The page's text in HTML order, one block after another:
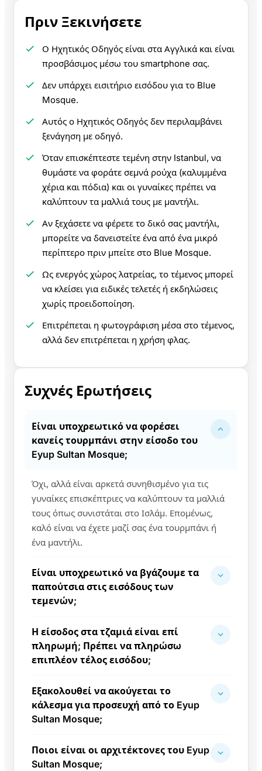
Πριν Ξεκινήσετε
Ο Ηχητικός Οδηγός είναι στα Αγγλικά και είναι
προσβάσιμος μέσω του smartphone σας.
Δεν υπάρχει εισιτήριο εισόδου για το Blue
Mosque.
Αυτός ο Ηχητικός Οδηγός δεν περιλαμβάνει
ξενάγηση με οδηγό.
Όταν επισκέπτεστε τεμένη στην Istanbul, να
θυμάστε να φοράτε σεμνά ρούχα (καλυμμένα
χέρια και πόδια) και οι γυναίκες πρέπει να
καλύπτουν τα μαλλιά τους με μαντήλι.
Αν ξεχάσετε να φέρετε το δικό σας μαντήλι,
μπορείτε να δανειστείτε ένα από ένα μικρό
περίπτερο πριν μπείτε στο Blue Mosque.
Ως ενεργός χώρος λατρείας, το τέμενος μπορεί
να κλείσει για ειδικές τελετές ή εκδηλώσεις
χωρίς προειδοποίηση.
Επιτρέπεται η φωτογράφιση μέσα στο τέμενος,
αλλά δεν επιτρέπεται η χρήση φλας.
Συχνές Ερωτήσεις
Είναι υποχρεωτικό να φορέσει
κανείς τουρμπάνι στην είσοδο του
Eyup Sultan Mosque;
Όχι, αλλά είναι αρκετά συνηθισμένο για τις
γυναίκες επισκέπτριες να καλύπτουν τα μαλλιά
τους όπως συνιστάται στο Ισλάμ. Επομένως,
καλό είναι να έχετε μαζί σας ένα τουρμπάνι ή
ένα μαντήλι.
Είναι υποχρεωτικό να βγάζουμε τα
παπούτσια στις εισόδους των
τεμενών;
Η είσοδος στα τζαμιά είναι επί
πληρωμή; Πρέπει να πληρώσω
επιπλέον τέλος εισόδου;
Εξακολουθεί να ακούγεται το
κάλεσμα για προσευχή από το Eyup
Sultan Mosque;
Ποιοι είναι οι αρχιτέκτονες του Eyup
Sultan Mosque;